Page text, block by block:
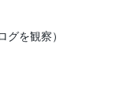
を観察）